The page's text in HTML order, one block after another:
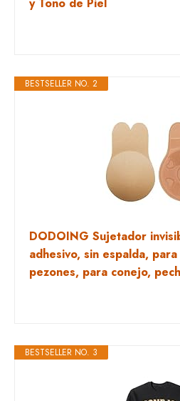
BESTSELLER NO. 2
DODOING Sujetador
adhesivo, sin espalda,
pezones, para conejo,
BESTSELLER NO. 3